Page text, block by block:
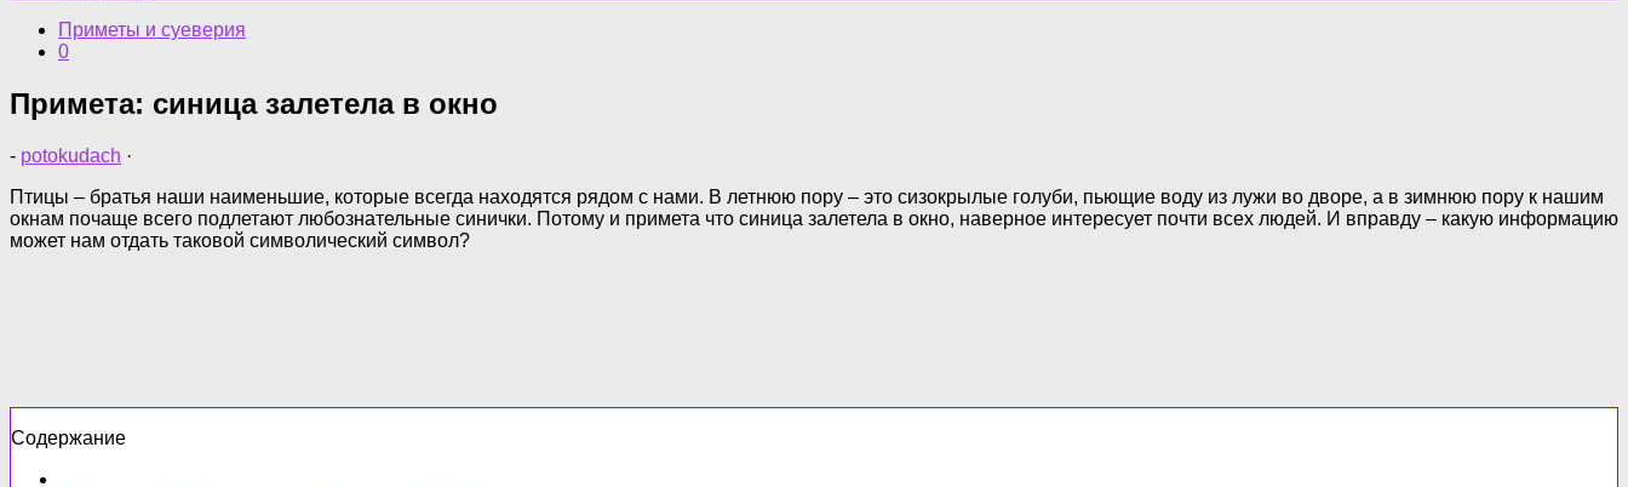
Приметы и суеверия
0
Примета: синица залетела в окно
- potokudach ·
Птицы – братья наши наименьшие, которые всегда находятся рядом с нами. В летнюю пору – это сизокрылые голуби, пьющие воду из лужи во дворе, а в зимнюю пору к нашим
окнам почаще всего подлетают любознательные синички. Потому и примета что синица залетела в окно, наверное интересует почти всех людей. И вправду – какую информацию
может нам отдать таковой символический символ?
Содержание